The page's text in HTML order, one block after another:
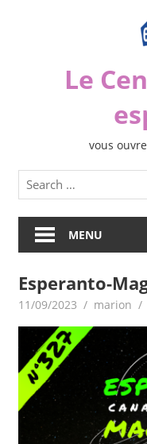
Le
vous
MENU
Esperanto-
11/09/2023 marion